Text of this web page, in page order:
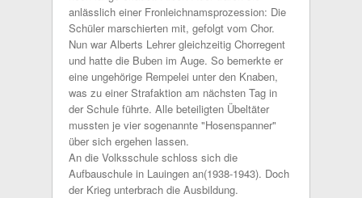
anlässlich einer Fronleichnamsprozession: Die
Schüler marschierten mit, gefolgt vom Chor.
Nun war Alberts Lehrer gleichzeitig Chorregent
und hatte die Buben im Auge. So bemerkte er
eine ungehörige Rempelei unter den Knaben,
was zu einer Strafaktion am nächsten Tag in
der Schule führte. Alle beteiligten Übeltäter
mussten je vier sogenannte "Hosenspanner"
über sich ergehen lassen.
An die Volksschule schloss sich die
Aufbauschule in Lauingen an(1938-1943). Doch
der Krieg unterbrach die Ausbildung.